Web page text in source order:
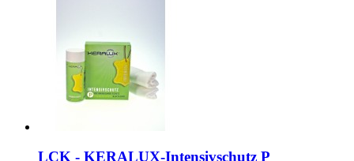
LCK - KERALUX-Intensivschutz P